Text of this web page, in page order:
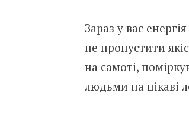
Зараз у вас
не пропустити
на самоті,
людьми на цікаві